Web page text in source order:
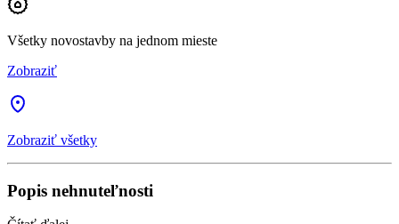
Všetky novostavby na jednom mieste
Zobraziť
Zobraziť všetky
Popis nehnuteľnosti